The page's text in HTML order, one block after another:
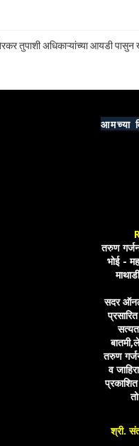
तुपाशी अधिकाऱ्यांच्या आयडी पासुन
आमच्या
तरुण
भोई -
सदर
तरुण
व
श्री.